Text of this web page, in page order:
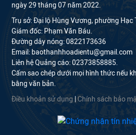
ngày 29 tháng 07 năm 2022.
Trụ sở: Đại lộ Hùng Vương, phường Hạc
Giám đốc: Phạm Văn Báu.
Đường dây nóng: 0822173636
Email: baothanhhoadientu@gmail.com
Liên hệ Quảng cáo: 02373858885.
Cấm sao chép dưới mọi hình thức nếu
bằng văn bản.
Điều khoản sử dụng Chính sách bảo